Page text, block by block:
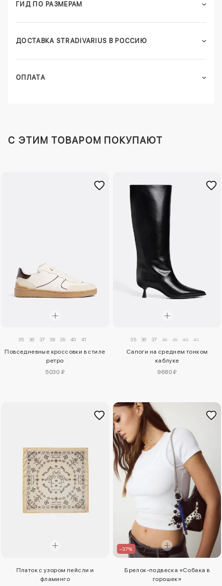
ГИД ПО РАЗМЕРАМ
ДОСТАВКА STRADIVARIUS В РОССИЮ
ОПЛАТА
C ЭТИМ ТОВАРОМ ПОКУПАЮТ
35 36 37 38 39 40 41
Повседневные кроссовки в стиле
ретро
5030 ₽
35 36 37 38 39 40 41
Сапоги на среднем тонком
каблуке
9680 ₽
Платок с узором пейсли и
фламинго
–37%
Брелок-подвеска «Собака в
горошек»